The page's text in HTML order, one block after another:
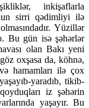
inkişaflarla
sirri qədimliyi ilə
Yüzillər
Bu gün isə şəhərlər
olan Bakı yeni
oxşasa da, köhnə,
hamamları ilə çox
yaradıb, tikib-
iz şəhərin
yaşayır. Bu